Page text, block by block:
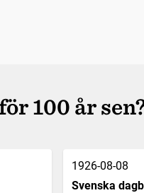
100 år
1926-08-08
Svenska